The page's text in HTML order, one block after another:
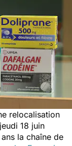
relocalisation
18 juin
la chaîne de